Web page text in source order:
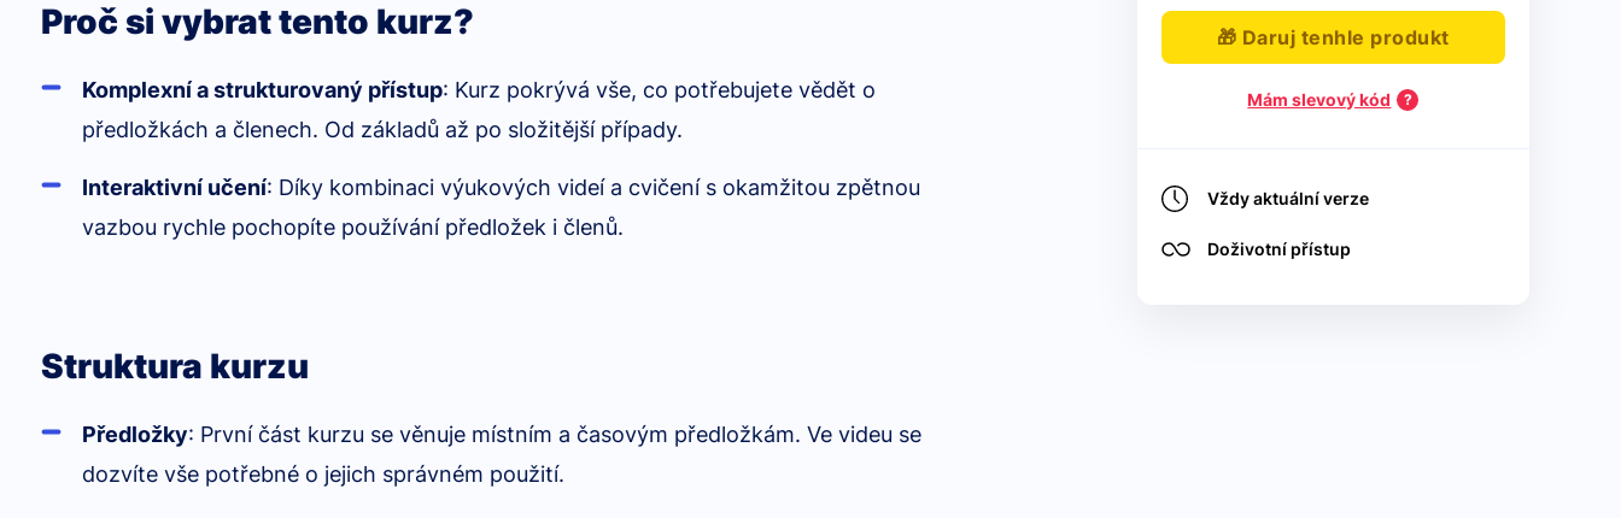
🎁 Daruj tenhle produkt
Mám slevový kód
Vždy aktuální verze
Doživotní přístup
Proč si vybrat tento kurz?
Komplexní a strukturovaný přístup: Kurz pokrývá vše, co potřebujete vědět o
předložkách a členech. Od základů až po složitější případy.
Interaktivní učení: Díky kombinaci výukových videí a cvičení s okamžitou zpětnou
vazbou rychle pochopíte používání předložek i členů.
Struktura kurzu
Předložky: První část kurzu se věnuje místním a časovým předložkám. Ve videu se
dozvíte vše potřebné o jejich správném použití.